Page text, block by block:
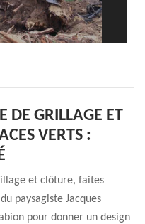
DE GRILLAGE ET
VERTS :
et clôture, faites
paysagiste Jacques
pour donner un design